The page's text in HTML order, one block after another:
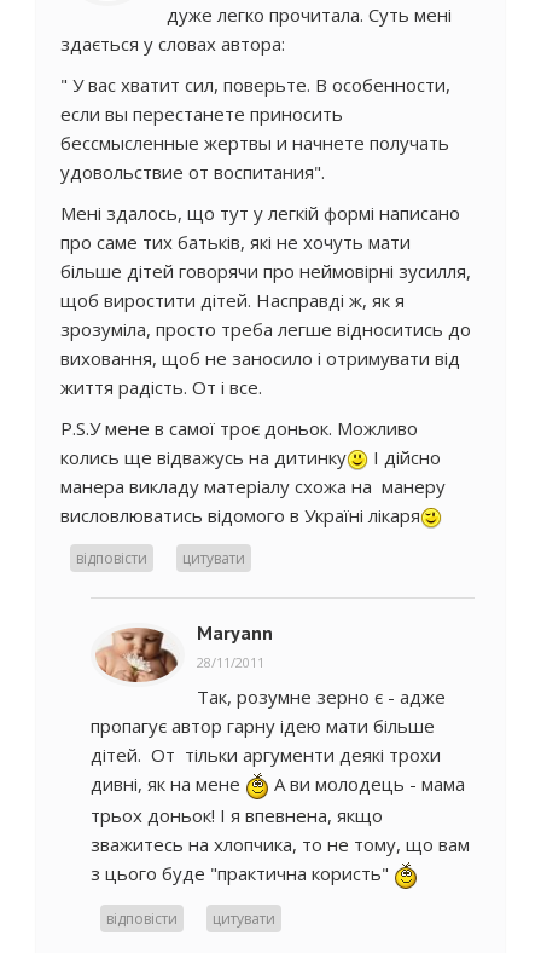
дуже легко прочитала. Суть мені
здається у словах автора:
" У вас хватит сил, поверьте. В особенности,
если вы перестанете приносить
бессмысленные жертвы и начнете получать
удовольствие от воспитания".
Мені здалось, що тут у легкій формі написано
про саме тих батьків, які не хочуть мати
більше дітей говорячи про неймовірні зусилля,
щоб виростити дітей. Насправді ж, як я
зрозуміла, просто треба легше відноситись до
виховання, щоб не заносило і отримувати від
життя радість. От і все.
P.S.У мене в самої троє доньок. Можливо
колись ще відважусь на дитинку
І дійсно
манера викладу матеріалу схожа на манеру
висловлюватись відомого в Україні лікаря
відповісти цитувати
Maryann
28/11/2011
Так, розумне зерно є - адже
пропагує автор гарну ідею мати більше
дітей. От тільки аргументи деякі трохи
дивні, як на мене
А ви молодець - мама
трьох доньок! І я впевнена, якщо
зважитесь на хлопчика, то не тому, що вам
з цього буде "практична користь"
відповісти цитувати